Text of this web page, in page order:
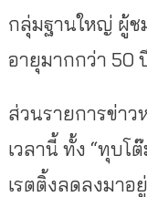
กลุ่มฐานใหญ่ ผู้ช
อายุมากกว่า 50
ส่วนรายการข่า
เวลานี้ ทั้ง “ทุบโ
เรตติ้งลดลงมาอ